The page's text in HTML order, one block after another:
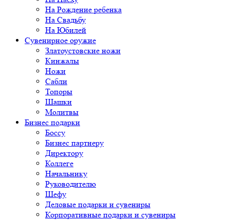
На Рождение ребенка
На Свадьбу
На Юбилей
Сувенирное оружие
Златоустовские ножи
Кинжалы
Ножи
Сабли
Топоры
Шашки
Молитвы
Бизнес подарки
Боссу
Бизнес партнеру
Директору
Коллеге
Начальнику
Руководителю
Шефу
Деловые подарки и сувениры
Корпоративные подарки и сувениры